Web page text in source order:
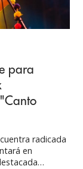
para
radicada
en